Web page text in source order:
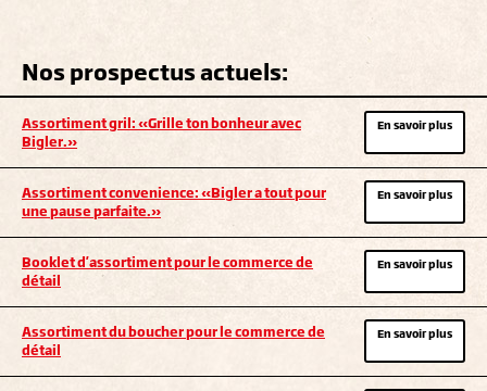
Nos prospectus actuels:
Assortiment gril: «Grille ton bonheur avec
Bigler.»
En savoir plus
Assortiment convenience: «Bigler a tout pour
une pause parfaite.»
En savoir plus
Booklet d'assortiment pour le commerce de
détail
En savoir plus
Assortiment du boucher pour le commerce de
détail
En savoir plus